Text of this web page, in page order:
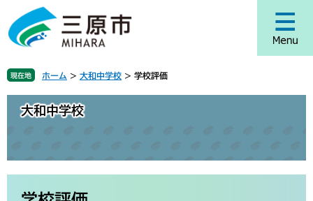
ジ
頭
で
ュ
飛
ば
現在地 ホーム > 大和中学校 > 学校評価
大和中学校